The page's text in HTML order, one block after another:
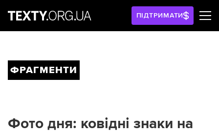
ПІДТРИМАТИ
ФРАГМЕНТИ
Фото дня: ковідні знаки на